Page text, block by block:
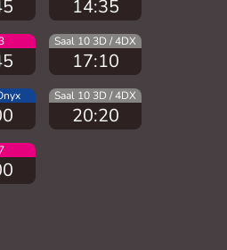
14:35
Saal 10 3D / 4DX
17:10
Saal 10 3D / 4DX
20:20